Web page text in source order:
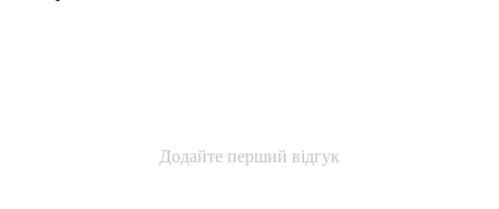
Додайте перший відгук